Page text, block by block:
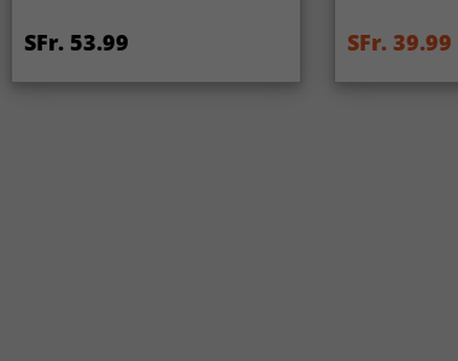
SFr. 53.99 SFr. 39.99